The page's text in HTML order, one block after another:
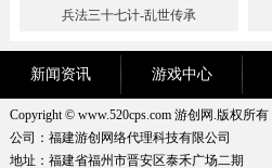
兵法三十七计-乱世传承
新闻资讯 游戏中心
Copyright © www.520cps.com 游创网.版权所有
公司：福建游创网络代理科技有限公司
地址：福建省福州市晋安区泰禾广场二期